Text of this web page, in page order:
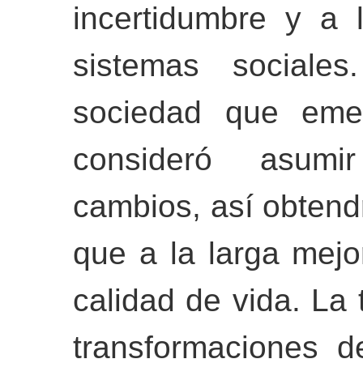
incertidumbre y a
sistemas
sociedad que
consideró
cambios, así
que a la larga
calidad de vida. La
transformaciones